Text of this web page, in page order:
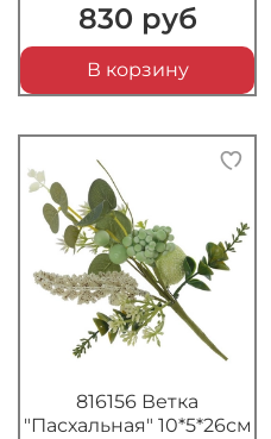
830 руб
В корзину
816156 Ветка
"Пасхальная" 10*5*26см